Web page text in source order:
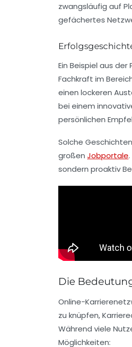
zwangsläufig auf
gefächertes
Ein Beispiel aus der
Fachkraft im
einen lockeren
bei einem
persönlichen
Solche
großen Jobportale
sondern proaktiv
Die
Online-
zu knüpfen,
Während viele
Möglichkeiten: